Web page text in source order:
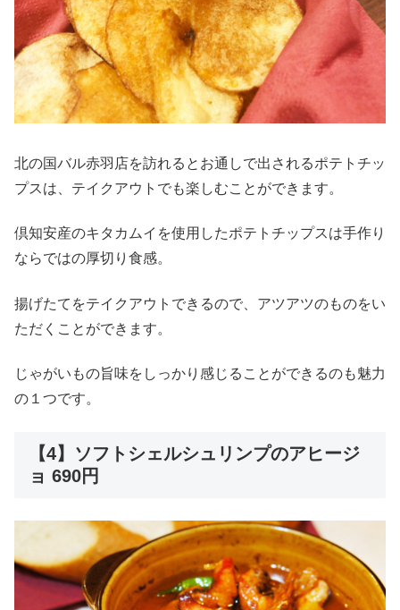
北の国バル赤羽店を訪れるとお通しで出されるポテトチッ
プスは、テイクアウトでも楽しむことができます。
倶知安産のキタカムイを使用したポテトチップスは手作り
ならではの厚切り食感。
揚げたてをテイクアウトできるので、アツアツのものをい
ただくことができます。
じゃがいもの旨味をしっかり感じることができるのも魅力
の１つです。
【4】ソフトシェルシュリンプのアヒージ
ョ 690円